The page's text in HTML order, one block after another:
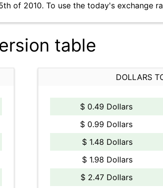
of 2010. To use the today's exchange
table
DOLLARS
$ 0.49 Dollars
$ 0.99 Dollars
$ 1.48 Dollars
$ 1.98 Dollars
$ 2.47 Dollars